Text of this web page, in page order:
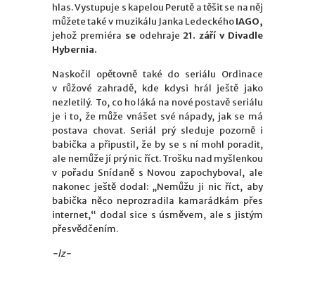
hlas. Vystupuje s kapelou Perutě a těšit se na něj
můžete také v muzikálu Janka LedeckéhoIAGO,
jehož premiéra se odehraje 21. září v Divadle
Hybernia.
Naskočil opětovně také do seriálu Ordinace
v růžové zahradě, kde kdysi hrál ještě jako
nezletilý. To, co ho láká na nové postavě seriálu
je i to, že může vnášet své nápady, jak se má
postava chovat. Seriál prý sleduje pozorně i
babička a připustil, že by se s ní mohl poradit,
ale nemůže jí prý nic říct. Trošku nad myšlenkou
v pořadu Snídaně s Novou zapochyboval, ale
nakonec ještě dodal: „Nemůžu ji nic říct, aby
babička něco neprozradila kamarádkám přes
internet,“ dodal sice s úsměvem, ale s jistým
přesvědčením.
-lz-